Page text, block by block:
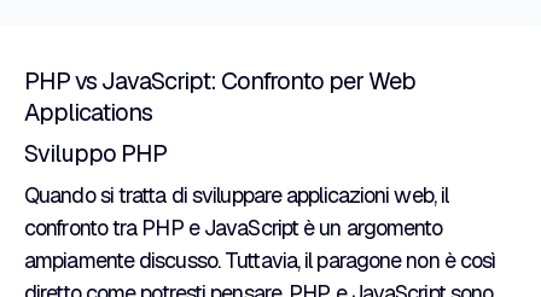
PHP vs JavaScript: Confronto per Web
Applications
Sviluppo PHP
Quando si tratta di sviluppare applicazioni web, il
confronto tra PHP e JavaScript è un argomento
ampiamente discusso. Tuttavia, il paragone non è così